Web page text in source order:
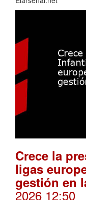
Crece la
ligas
gestión en
2026 12:50